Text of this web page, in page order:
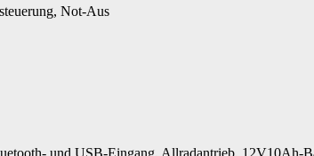
Not-Aus
und USB-Eingang, Allradantrieb, 12V10Ah-